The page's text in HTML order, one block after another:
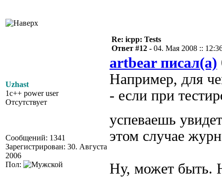
Uzhast
1c++ power user
Отсутствует
Сообщений: 1341
Зарегистрирован: 30. Августа
2006
Пол:
Re: icpp: Tests
Ответ #12 - 04. Мая 2008 ::
artbear писал(а)
Например, для
- если при
успеваешь
этом случае
Ну, может быть.